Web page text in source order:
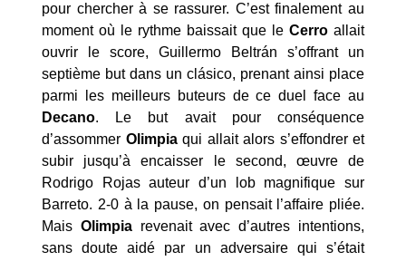
pour chercher à se rassurer. C’est finalement au
moment où le rythme baissait que le Cerro allait
ouvrir le score, Guillermo Beltrán s’offrant un
septième but dans un clásico, prenant ainsi place
parmi les meilleurs buteurs de ce duel face au
Decano. Le but avait pour conséquence
d’assommer Olimpiaqui allait alors s’effondrer et
subir jusqu’à encaisser le second, œuvre de
Rodrigo Rojas auteur d’un lob magnifique sur
Barreto. 2-0 à la pause, on pensait l’affaire pliée.
Mais Olimpiarevenait avec d’autres intentions,
sans doute aidé par un adversaire qui s’était